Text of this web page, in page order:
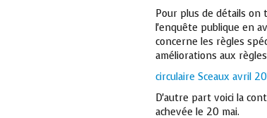
Pour plus de détails on
l'enquête publique en
concerne les règles
améliorations aux
circulaire Sceaux avril
D'autre part voici la
achevée le 20 mai.